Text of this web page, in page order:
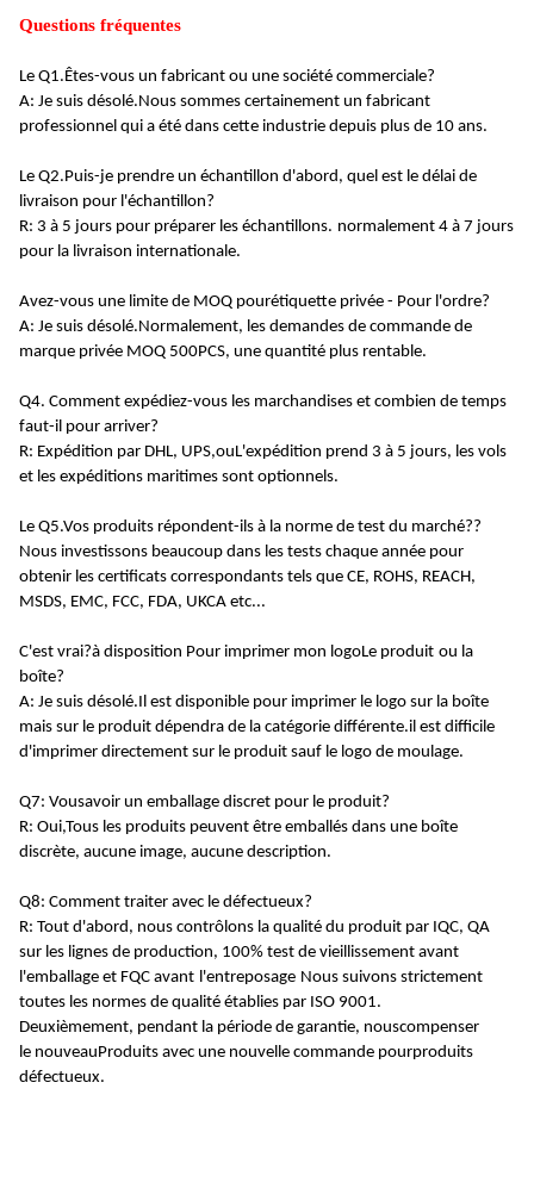
Questions fréquentes
Le Q1.Êtes-vous un fabricant ou une société commerciale?
A: Je suis désolé.Nous sommes certainement un fabricant
professionnel qui a été dans cette industrie depuis plus de 10 ans.
Le Q2.Puis-je prendre un échantillon d'abord, quel est le délai de
livraison pour l'échantillon?
R: 3 à 5 jours pour préparer les échantillons. normalement 4 à 7 jours
pour la livraison internationale.
Avez-vous une limite de MOQ pourétiquette privée - Pour l'ordre?
A: Je suis désolé.Normalement, les demandes de commande de
marque privée MOQ 500PCS, une quantité plus rentable.
Q4. Comment expédiez-vous les marchandises et combien de temps
faut-il pour arriver?
R: Expédition par DHL, UPS,ouL'expédition prend 3 à 5 jours, les vols
et les expéditions maritimes sont optionnels.
Le Q5.Vos produits répondent-ils à la norme de test du marché??
Nous investissons beaucoup dans les tests chaque année pour
obtenir les certificats correspondants tels que CE, ROHS, REACH,
MSDS, EMC, FCC, FDA, UKCA etc...
C'est vrai?à disposition Pour imprimer mon logoLe produit ou la
boîte?
A: Je suis désolé.Il est disponible pour imprimer le logo sur la boîte
mais sur le produit dépendra de la catégorie différente.il est difficile
d'imprimer directement sur le produit sauf le logo de moulage.
Q7: Vousavoir un emballage discret pour le produit?
R: Oui,Tous les produits peuvent être emballés dans une boîte
discrète, aucune image, aucune description.
Q8: Comment traiter avec le défectueux?
R: Tout d'abord, nous contrôlons la qualité du produit par IQC, QA
sur les lignes de production, 100% test de vieillissement avant
l'emballage et FQC avant l'entreposage Nous suivons strictement
toutes les normes de qualité établies par ISO 9001.
Deuxièmement, pendant la période de garantie, nouscompenser
le nouveauProduits avec une nouvelle commande pourproduits
défectueux.